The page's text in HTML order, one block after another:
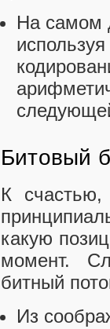
На самом
Битовый
К
какую
момент.
битный
Из